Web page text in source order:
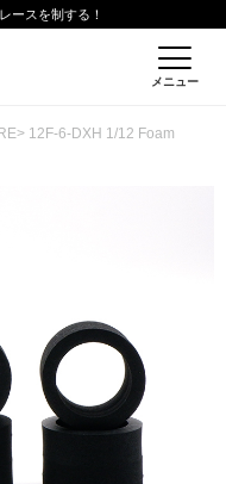
ースを制する！
メニュー
> 12F-6-DXH 1/12 Foam